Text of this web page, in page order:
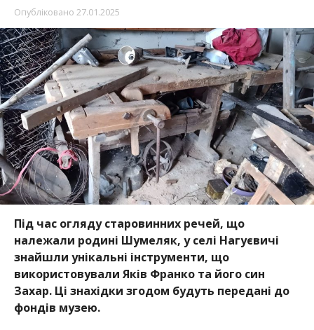
Опубліковано 27.01.2025
Під час огляду старовинних речей, що
належали родині Шумеляк, у селі Нагуєвичі
знайшли унікальні інструменти, що
використовували Яків Франко та його син
Захар. Ці знахідки згодом будуть передані до
фондів музею.